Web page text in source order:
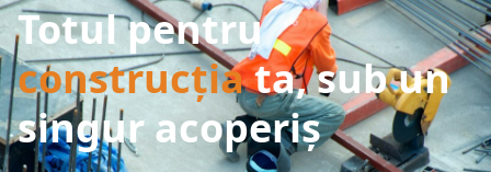
Totul pentru
construcțiata, sub un
singur acoperiș